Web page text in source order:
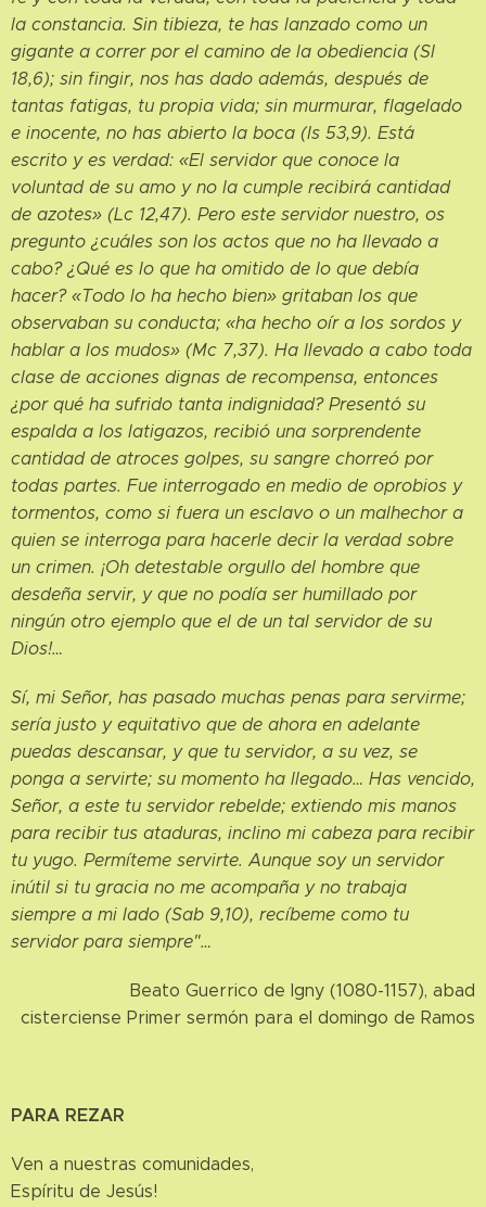
la constancia. Sin tibieza, te has lanzado como un
gigante a correr por el camino de la obediencia (Sl
18,6); sin fingir, nos has dado además, después de
tantas fatigas, tu propia vida; sin murmurar, flagelado
e inocente, no has abierto la boca (Is 53,9). Está
escrito y es verdad: «El servidor que conoce la
voluntad de su amo y no la cumple recibirá cantidad
de azotes» (Lc 12,47). Pero este servidor nuestro, os
pregunto ¿cuáles son los actos que no ha llevado a
cabo? ¿Qué es lo que ha omitido de lo que debía
hacer? «Todo lo ha hecho bien» gritaban los que
observaban su conducta; «ha hecho oír a los sordos y
hablar a los mudos» (Mc 7,37). Ha llevado a cabo toda
clase de acciones dignas de recompensa, entonces
¿por qué ha sufrido tanta indignidad? Presentó su
espalda a los latigazos, recibió una sorprendente
cantidad de atroces golpes, su sangre chorreó por
todas partes. Fue interrogado en medio de oprobios y
tormentos, como si fuera un esclavo o un malhechor a
quien se interroga para hacerle decir la verdad sobre
un crimen. ¡Oh detestable orgullo del hombre que
desdeña servir, y que no podía ser humillado por
ningún otro ejemplo que el de un tal servidor de su
Dios!…
Sí, mi Señor, has pasado muchas penas para servirme;
sería justo y equitativo que de ahora en adelante
puedas descansar, y que tu servidor, a su vez, se
ponga a servirte; su momento ha llegado… Has vencido,
Señor, a este tu servidor rebelde; extiendo mis manos
para recibir tus ataduras, inclino mi cabeza para recibir
tu yugo. Permíteme servirte. Aunque soy un servidor
inútil si tu gracia no me acompaña y no trabaja
siempre a mi lado (Sab 9,10), recíbeme como tu
servidor para siempre"…
Beato Guerrico de Igny (1080-1157), abad
cisterciense Primer sermón para el domingo de Ramos
PARA REZAR
Ven a nuestras comunidades,
Espíritu de Jesús!